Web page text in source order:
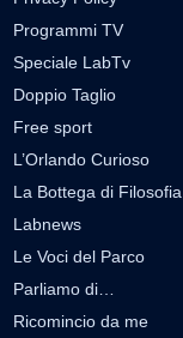
Programmi TV
Speciale LabTv
Doppio Taglio
Free sport
L’Orlando Curioso
La Bottega di Filosofia
Labnews
Le Voci del Parco
Parliamo di…
Ricomincio da me